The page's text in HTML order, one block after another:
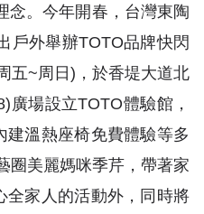
念。今年開春，台灣東陶
戶外舉辦TOTO品牌快閃
五~周日)，於香堤大道北
廣場設立TOTO體驗館，
建溫熱座椅免費體驗等多
圈美麗媽咪季芹，帶著家
全家人的活動外，同時將